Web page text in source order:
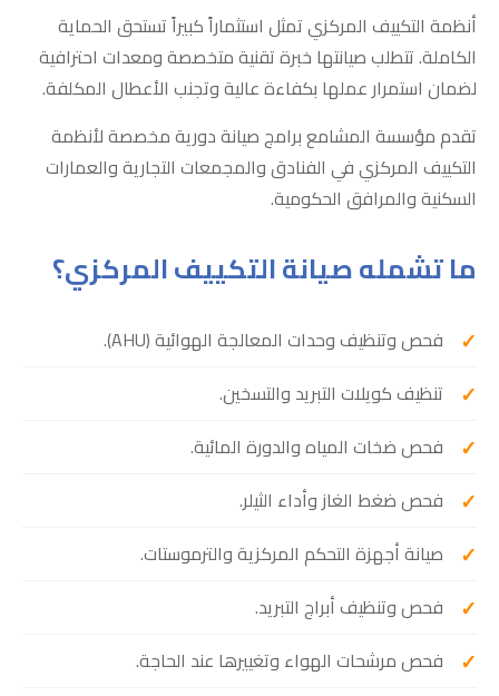
أنظمة التكييف المركزي تمثل استثماراً كبيراً تستحق الحماية
الكاملة. تتطلب صيانتها خبرة تقنية متخصصة ومعدات احترافية
لضمان استمرار عملها بكفاءة عالية وتجنب الأعطال المكلفة.
تقدم مؤسسة المشامع برامج صيانة دورية مخصصة لأنظمة
التكييف المركزي في الفنادق والمجمعات التجارية والعمارات
السكنية والمرافق الحكومية.
ما تشمله صيانة التكييف المركزي؟
فحص وتنظيف وحدات المعالجة الهوائية (AHU).
تنظيف كويلات التبريد والتسخين.
فحص ضخات المياه والدورة المائية.
فحص ضغط الغاز وأداء الثيلر.
صيانة أجهزة التحكم المركزية والترموستات.
فحص وتنظيف أبراج التبريد.
فحص مرشحات الهواء وتغييرها عند الحاجة.